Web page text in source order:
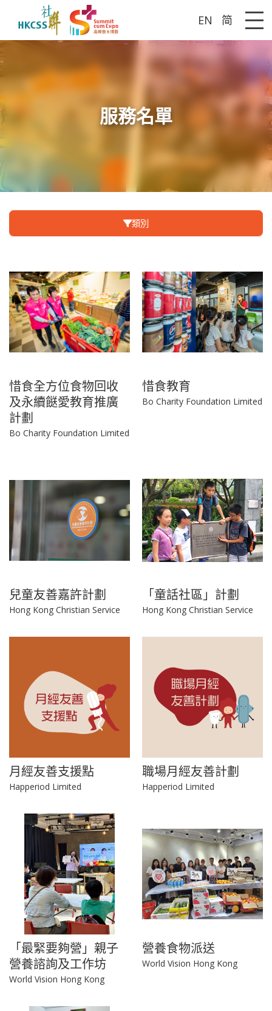
EN 简
服務名單
類別
惜食全方位食物回收
及永續餸愛教育推廣
計劃
Bo Charity Foundation Limited
惜食教育
Bo Charity Foundation Limited
兒童友善嘉許計劃
Hong Kong Christian Service
「童話社區」計劃
Hong Kong Christian Service
月經友善支援點
Happeriod Limited
職場月經友善計劃
Happeriod Limited
「最緊要夠營」親子
營養諮詢及工作坊
World Vision Hong Kong
營養食物派送
World Vision Hong Kong